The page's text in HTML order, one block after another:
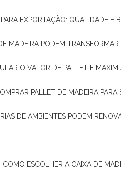
PARA EXPORTAÇÃO: QUALIDADE E
DE MADEIRA PODEM TRANSFORMAR
O VALOR DE PALLET E
PALLET DE MADEIRA PARA
DE AMBIENTES PODEM
COMO ESCOLHER A CAIXA DE